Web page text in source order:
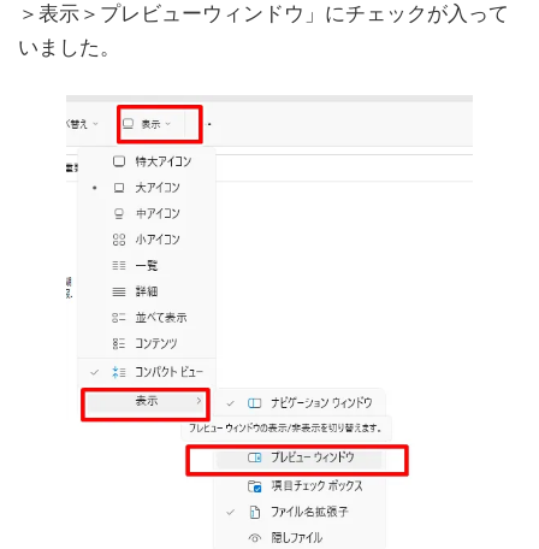
＞表示＞プレビューウィンドウ」にチェックが入って
いました。